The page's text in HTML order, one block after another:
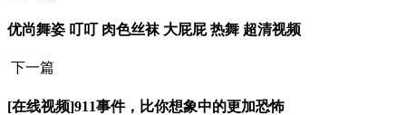
优尚舞姿 叮叮 肉色丝袜 大屁屁 热舞 超清视频
下一篇
[在线视频]911事件，比你想象中的更加恐怖